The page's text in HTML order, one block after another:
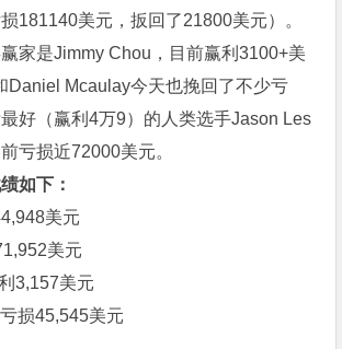
181140美元，扳回了21800美元）。
家是Jimmy Chou，目前赢利3100+美
Daniel Mcaulay今天也挽回了不少亏
好（赢利4万9）的人类选手Jason Les
亏损近72000美元。
如下：
美元
美元
3,157美元
损45,545美元